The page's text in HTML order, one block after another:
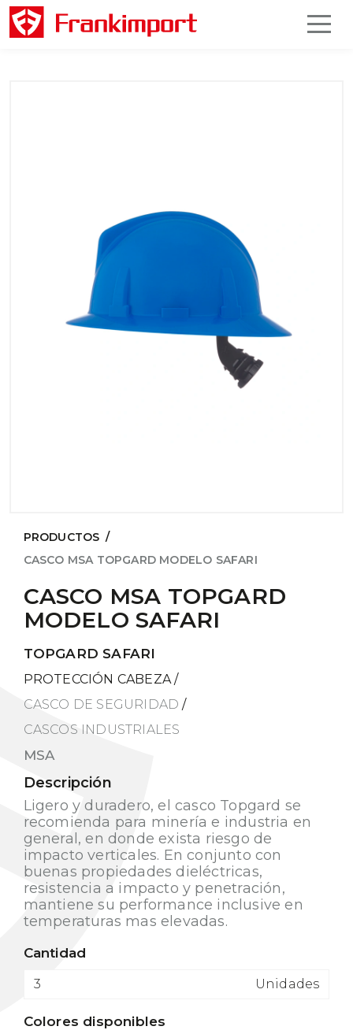
PRODUCTOS /
CASCO MSA TOPGARD MODELO SAFARI
CASCO MSA TOPGARD
MODELO SAFARI
TOPGARD SAFARI
PROTECCIÓN CABEZA /
CASCO DE SEGURIDAD /
CASCOS INDUSTRIALES
MSA
Descripción
Ligero y duradero, el casco Topgard se
recomienda para minería e industria en
general, en donde exista riesgo de
impacto verticales. En conjunto con
buenas propiedades dieléctricas,
resistencia a impacto y penetración,
mantiene su performance inclusive en
temperaturas mas elevadas.
Cantidad
Unidades
Colores disponibles